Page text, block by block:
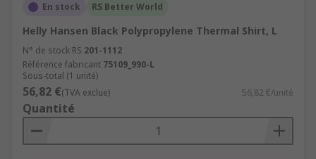
En stock RS Better World
Helly Hansen Black Polypropylene Thermal Shirt, L
N° de stock RS 201-1112
Référence fabricant 75109_990-L
Sous-total (1 unité)
56,82 €(TVA exclue) 56,82 €/unité
Quantité